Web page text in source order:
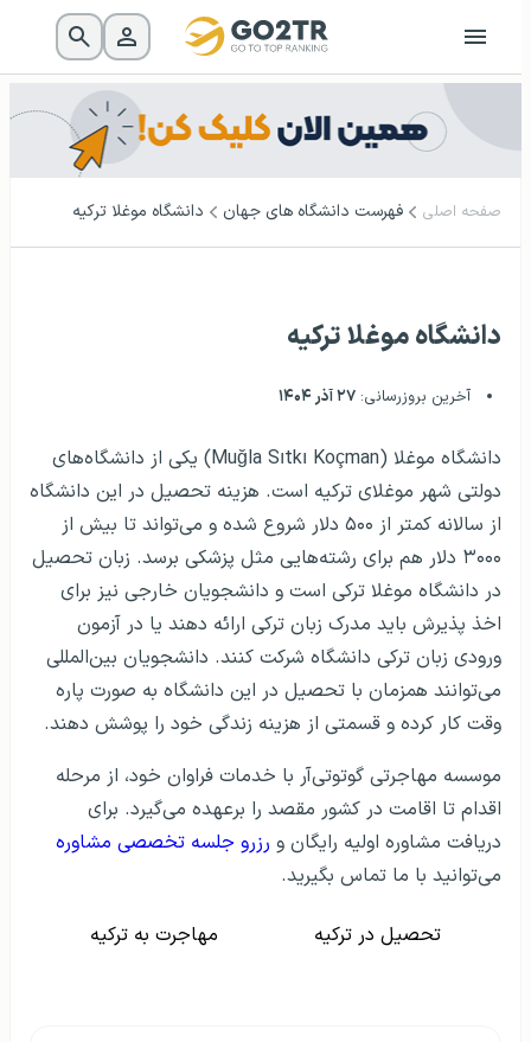
صفحه اصلی فهرست دانشگاه‌ های جهان دانشگاه موغلا ترکیه
دانشگاه موغلا ترکیه
آخرین بروزرسانی: ۲۷ آذر ۱۴۰۴
دانشگاه موغلا (Muğla Sıtkı Koçman) یکی از دانشگاه‌های
دولتی شهر موغلای ترکیه است. هزینه تحصیل در این دانشگاه
از سالانه کمتر از ۵۰۰ دلار شروع شده و می‌تواند تا بیش از
۳۰۰۰ دلار هم برای رشته‌هایی مثل پزشکی برسد. زبان تحصیل
در دانشگاه موغلا ترکی است و دانشجویان خارجی نیز برای
اخذ پذیرش باید مدرک زبان ترکی ارائه دهند یا در آزمون
ورودی زبان ترکی دانشگاه شرکت کنند. دانشجویان بین‌المللی
می‌توانند همزمان با تحصیل در این دانشگاه به صورت پاره
وقت کار کرده و قسمتی از هزینه زندگی خود را پوشش دهند.
موسسه مهاجرتی گوتوتی‌آر با خدمات فراوان خود، از مرحله
اقدام تا اقامت در کشور مقصد را برعهده می‌گیرد. برای
دریافت مشاوره اولیه رایگان و رزرو جلسه تخصصی مشاوره
می‌توانید با ما تماس بگیرید.
تحصیل در ترکیه مهاجرت به ترکیه